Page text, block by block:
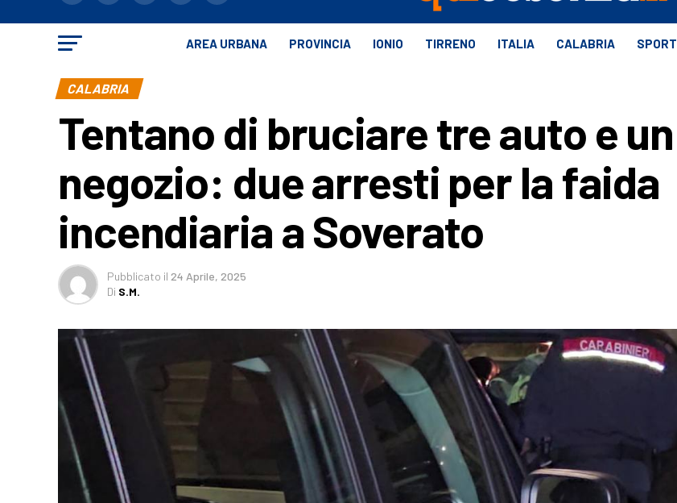
AREA URBANA PROVINCIA IONIO TIRRENO ITALIA CALABRIA SPORT
CALABRIA
Tentano di bruciare tre auto e un
negozio: due arresti per la faida
incendiaria a Soverato
Pubblicato il 24 Aprile, 2025
Di S.M.